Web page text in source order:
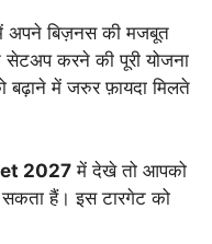
अपने बिज़नस की मजबूत
करने की पूरी योजना
बढ़ाने में जरुर फ़ायदा मिलते
2027 में देखे तो आपको
हैं। इस टारगेट को